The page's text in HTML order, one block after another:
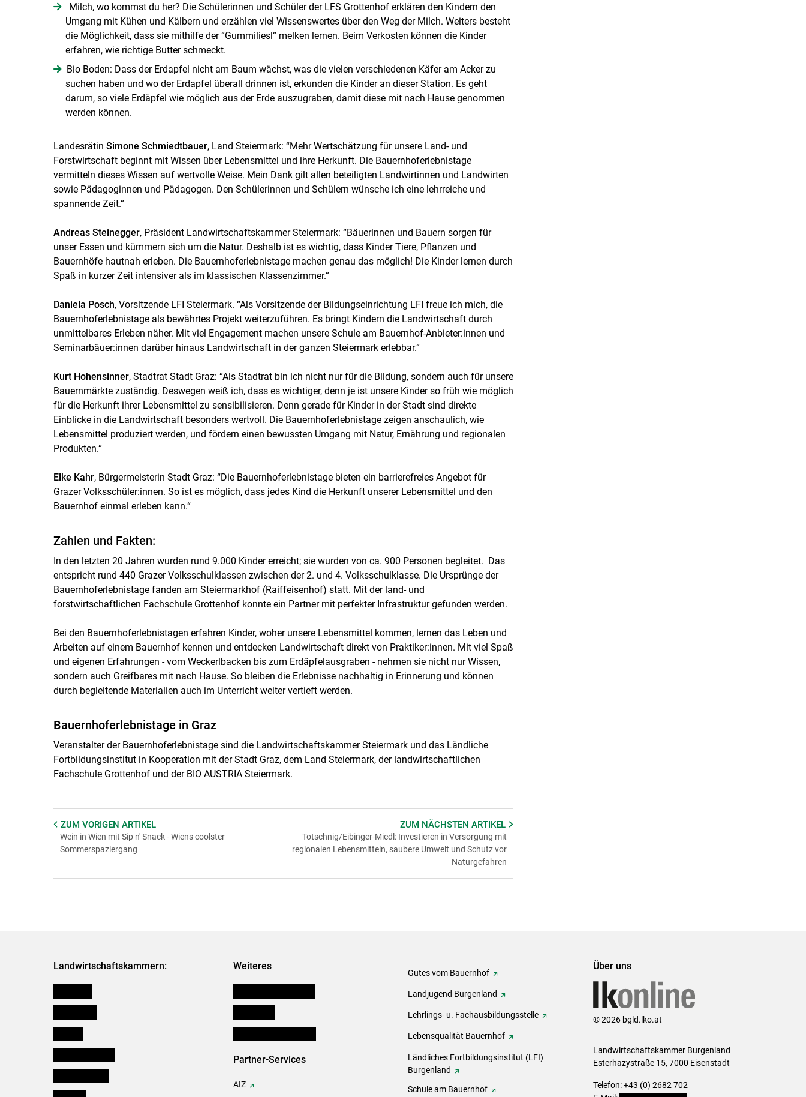
Milch, wo kommst du her? Die Schülerinnen und Schüler der LFS Grottenhof erklären den Kindern den
Umgang mit Kühen und Kälbern und erzählen viel Wissenswertes über den Weg der Milch. Weiters besteht
die Möglichkeit, dass sie mithilfe der “Gummiliesl“ melken lernen. Beim Verkosten können die Kinder
erfahren, wie richtige Butter schmeckt.
Bio Boden: Dass der Erdapfel nicht am Baum wächst, was die vielen verschiedenen Käfer am Acker zu
suchen haben und wo der Erdapfel überall drinnen ist, erkunden die Kinder an dieser Station. Es geht
darum, so viele Erdäpfel wie möglich aus der Erde auszugraben, damit diese mit nach Hause genommen
werden können.
Landesrätin Simone Schmiedtbauer, Land Steiermark: “Mehr Wertschätzung für unsere Land- und
Forstwirtschaft beginnt mit Wissen über Lebensmittel und ihre Herkunft. Die Bauernhoferlebnistage
vermitteln dieses Wissen auf wertvolle Weise. Mein Dank gilt allen beteiligten Landwirtinnen und Landwirten
sowie Pädagoginnen und Pädagogen. Den Schülerinnen und Schülern wünsche ich eine lehrreiche und
spannende Zeit.“
Andreas Steinegger, Präsident Landwirtschaftskammer Steiermark: “Bäuerinnen und Bauern sorgen für
unser Essen und kümmern sich um die Natur. Deshalb ist es wichtig, dass Kinder Tiere, Pflanzen und
Bauernhöfe hautnah erleben. Die Bauernhoferlebnistage machen genau das möglich! Die Kinder lernen durch
Spaß in kurzer Zeit intensiver als im klassischen Klassenzimmer.“
Daniela Posch, Vorsitzende LFI Steiermark. “Als Vorsitzende der Bildungseinrichtung LFI freue ich mich, die
Bauernhoferlebnistage als bewährtes Projekt weiterzuführen. Es bringt Kindern die Landwirtschaft durch
unmittelbares Erleben näher. Mit viel Engagement machen unsere Schule am Bauernhof-Anbieter:innen und
Seminarbäuer:innen darüber hinaus Landwirtschaft in der ganzen Steiermark erlebbar.“
Kurt Hohensinner, Stadtrat Stadt Graz: “Als Stadtrat bin ich nicht nur für die Bildung, sondern auch für unsere
Bauernmärkte zuständig. Deswegen weiß ich, dass es wichtiger, denn je ist unsere Kinder so früh wie möglich
für die Herkunft ihrer Lebensmittel zu sensibilisieren. Denn gerade für Kinder in der Stadt sind direkte
Einblicke in die Landwirtschaft besonders wertvoll. Die Bauernhoferlebnistage zeigen anschaulich, wie
Lebensmittel produziert werden, und fördern einen bewussten Umgang mit Natur, Ernährung und regionalen
Produkten.“
Elke Kahr, Bürgermeisterin Stadt Graz: “Die Bauernhoferlebnistage bieten ein barrierefreies Angebot für
Grazer Volksschüler:innen. So ist es möglich, dass jedes Kind die Herkunft unserer Lebensmittel und den
Bauernhof einmal erleben kann.“
Zahlen und Fakten:
In den letzten 20 Jahren wurden rund 9.000 Kinder erreicht; sie wurden von ca. 900 Personen begleitet. Das
entspricht rund 440 Grazer Volksschulklassen zwischen der 2. und 4. Volksschulklasse. Die Ursprünge der
Bauernhoferlebnistage fanden am Steiermarkhof (Raiffeisenhof) statt. Mit der land- und
forstwirtschaftlichen Fachschule Grottenhof konnte ein Partner mit perfekter Infrastruktur gefunden werden.
Bei den Bauernhoferlebnistagen erfahren Kinder, woher unsere Lebensmittel kommen, lernen das Leben und
Arbeiten auf einem Bauernhof kennen und entdecken Landwirtschaft direkt von Praktiker:innen. Mit viel Spaß
und eigenen Erfahrungen - vom Weckerlbacken bis zum Erdäpfelausgraben - nehmen sie nicht nur Wissen,
sondern auch Greifbares mit nach Hause. So bleiben die Erlebnisse nachhaltig in Erinnerung und können
durch begleitende Materialien auch im Unterricht weiter vertieft werden.
Bauernhoferlebnistage in Graz
Veranstalter der Bauernhoferlebnistage sind die Landwirtschaftskammer Steiermark und das Ländliche
Fortbildungsinstitut in Kooperation mit der Stadt Graz, dem Land Steiermark, der landwirtschaftlichen
Fachschule Grottenhof und der BIO AUSTRIA Steiermark.
ZUM VORIGEN ARTIKEL
Wein in Wien mit Sip n' Snack - Wiens coolster
Sommerspaziergang
ZUM NÄCHSTENARTIKEL
Totschnig/Eibinger-Miedl: Investieren in Versorgung mit
regionalen Lebensmitteln, saubere Umwelt und Schutz vor
Naturgefahren
Landwirtschaftskammern: Weiteres
Partner-Services
AIZ
Gutes vom Bauernhof
Landjugend Burgenland
Lehrlings- u. Fachausbildungsstelle
Lebensqualität Bauernhof
Ländliches Fortbildungsinstitut (LFI)
Burgenland
Schule am Bauernhof
Über uns
© 2026 bgld.lko.at
Landwirtschaftskammer Burgenland
Esterhazystraße 15, 7000 Eisenstadt
Telefon: +43 (0) 2682 702